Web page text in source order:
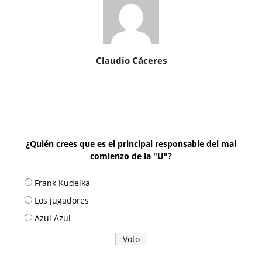
Claudio Cáceres
¿Quién crees que es el principal responsable del mal
comienzo de la "U"?
Frank Kudelka
Los jugadores
Azul Azul